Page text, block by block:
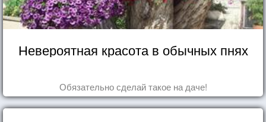
Невероятная красота в обычных пнях
Обязательно сделай такое на даче!